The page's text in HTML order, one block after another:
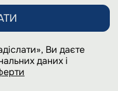
Ви даєте
даних і